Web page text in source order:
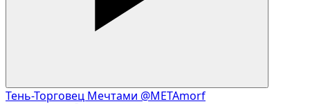
Тень-Торговец Мечтами @METAmorf